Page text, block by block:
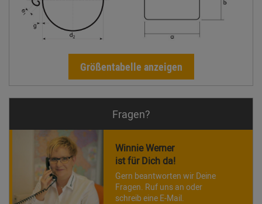
Größentabelle anzeigen
Fragen?
Winnie Werner
ist für Dich da!
Gern beantworten wir Deine
Fragen. Ruf uns an oder
schreib eine E-Mail.